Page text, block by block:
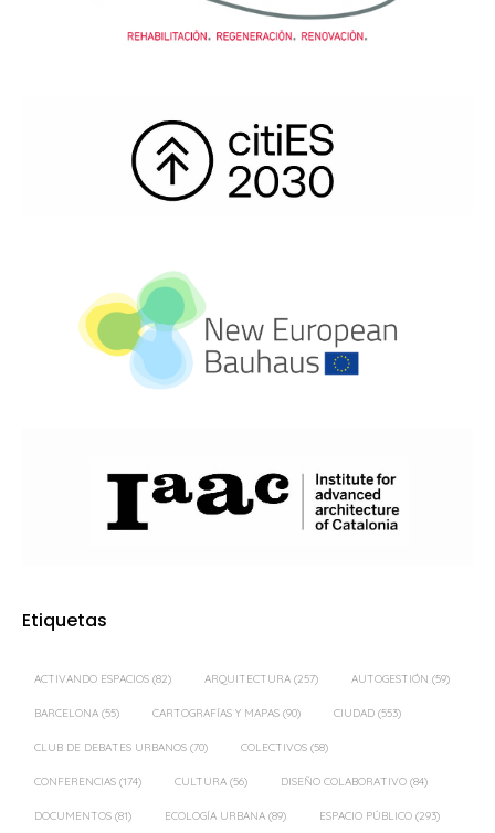
Etiquetas
ACTIVANDO ESPACIOS (82) ARQUITECTURA (257) AUTOGESTIÓN (59)
BARCELONA (55) CARTOGRAFÍAS Y MAPAS (90) CIUDAD (553)
CLUB DE DEBATES URBANOS (70) COLECTIVOS (58)
CONFERENCIAS (174) CULTURA (56) DISEÑO COLABORATIVO (84)
DOCUMENTOS (81) ECOLOGÍA URBANA (89) ESPACIO PÚBLICO (293)